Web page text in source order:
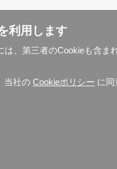
利用します
、第三者のCookieも含
当社の Cookieポリシー に